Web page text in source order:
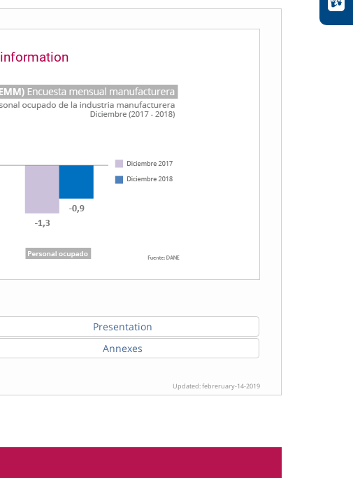
Presentation
Annexes
Updated: febreruary-14-2019